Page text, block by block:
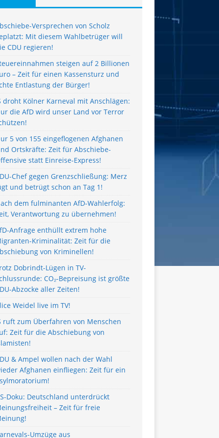
Versprechen von Scholz
Mit diesem Wahlbetrüger will
CDU regieren!
steigen auf 2 Billionen
– Zeit für einen Kassensturz und
Entlastung der Bürger!
droht Kölner Karneval mit Anschlägen:
die AfD wird unser Land vor Terror
5 von 155 eingeflogenen Afghanen
Ortskräfte: Zeit für Abschiebe-
statt Einreise-Express!
Chef gegen Grenzschließung: Merz
und betrügt schon an Tag 1!
dem fulminanten AfD-Wahlerfolg:
Verantwortung zu übernehmen!
Anfrage enthüllt extrem hohe
Kriminalität: Zeit für die
von Kriminellen!
Dobrindt-Lügen in TV-
CO₂-Bepreisung ist größte
Abzocke aller Zeiten!
Weidel live im TV!
ruft zum Überfahren von Menschen
Zeit für die Abschiebung von
& Ampel wollen nach der Wahl
Afghanen einfliegen: Zeit für ein
Doku: Deutschland unterdrückt
– Zeit für freie
Umzüge aus